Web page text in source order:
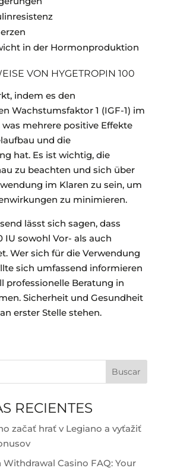
in der Hormonproduktion
VON HYGETROPIN 100
indem es den
Wachstumsfaktor 1 (IGF-1) im
mehrere positive Effekte
und die
hat. Es ist wichtig, die
zu beachten und sich über
im Klaren zu sein, um
zu minimieren.
lässt sich sagen, dass
IU sowohl Vor- als auch
Wer sich für die Verwendung
sich umfassend informieren
professionelle Beratung in
Sicherheit und Gesundheit
erster Stelle stehen.
Buscar
RECIENTES
začať hrať v Legiano a vyťažiť
Casino FAQ: Your